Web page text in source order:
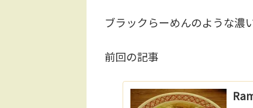
ブラックらーめんのような濃
前回の記事